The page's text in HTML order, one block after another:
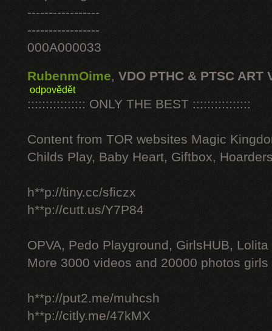
-----------------
-----------------
000A000033
RubenmOime, VDO PTHC & PTSC ART
odpovědět
:::::::::::::::: ONLY THE BEST ::::::::::::::::
Content from TOR websites Magic
Childs Play, Baby Heart, Giftbox,
h**p://tiny.cc/sficzx
h**p://cutt.us/Y7P84
OPVA, Pedo Playground, GirlsHUB, Lolita
More 3000 videos and 20000 photos
h**p://put2.me/muhcsh
h**p://citly.me/47kMX